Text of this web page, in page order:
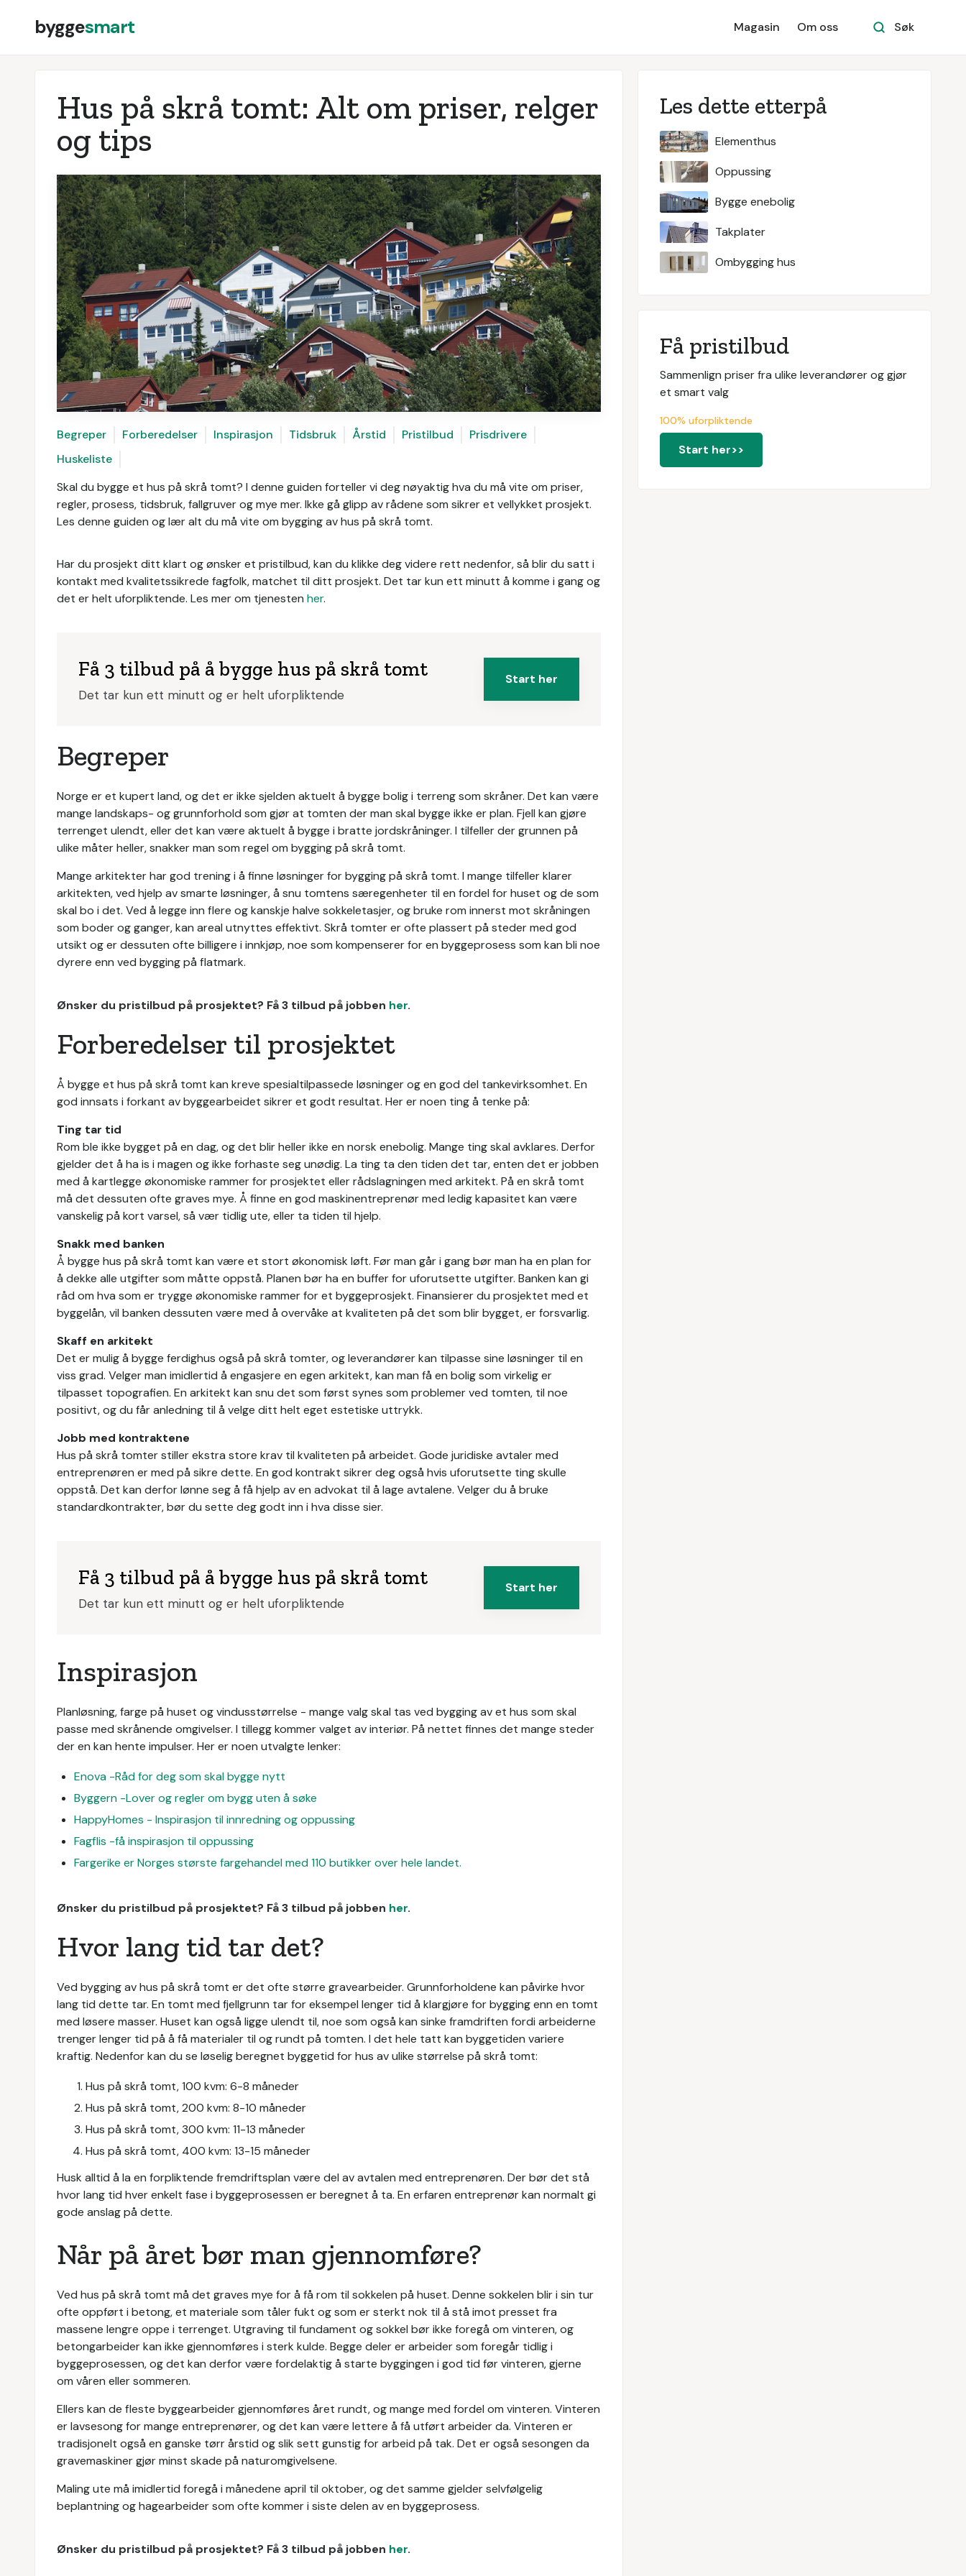
byggesmart Magasin Om oss Søk
Hus på skrå tomt: Alt om priser, relger
og tips
Begreper Forberedelser Inspirasjon Tidsbruk Årstid Pristilbud
Prisdrivere
Huskeliste
Skal du bygge et hus på skrå tomt? I denne guiden forteller vi deg nøyaktig hva du må vite om priser,
regler, prosess, tidsbruk, fallgruver og mye mer. Ikke gå glipp av rådene som sikrer et vellykket prosjekt.
Les denne guiden og lær alt du må vite om bygging av hus på skrå tomt.
Har du prosjekt ditt klart og ønsker et pristilbud, kan du klikke deg videre rett nedenfor, så blir du satt i
kontakt med kvalitetssikrede fagfolk, matchet til ditt prosjekt. Det tar kun ett minutt å komme i gang og
det er helt uforpliktende. Les mer om tjenesten her.
Få 3 tilbud på å bygge hus på skrå tomt
Det tar kun ett minutt og er helt uforpliktende
Start her
Begreper
Norge er et kupert land, og det er ikke sjelden aktuelt å bygge bolig i terreng som skråner. Det kan være
mange landskaps- og grunnforhold som gjør at tomten der man skal bygge ikke er plan. Fjell kan gjøre
terrenget ulendt, eller det kan være aktuelt å bygge i bratte jordskråninger. I tilfeller der grunnen på
ulike måter heller, snakker man som regel om bygging på skrå tomt.
Mange arkitekter har god trening i å finne løsninger for bygging på skrå tomt. I mange tilfeller klarer
arkitekten, ved hjelp av smarte løsninger, å snu tomtens særegenheter til en fordel for huset og de som
skal bo i det. Ved å legge inn flere og kanskje halve sokkeletasjer, og bruke rom innerst mot skråningen
som boder og ganger, kan areal utnyttes effektivt. Skrå tomter er ofte plassert på steder med god
utsikt og er dessuten ofte billigere i innkjøp, noe som kompenserer for en byggeprosess som kan bli noe
dyrere enn ved bygging på flatmark.
Ønsker du pristilbud på prosjektet? Få 3 tilbud på jobben her.
Forberedelser til prosjektet
Å bygge et hus på skrå tomt kan kreve spesialtilpassede løsninger og en god del tankevirksomhet. En
god innsats i forkant av byggearbeidet sikrer et godt resultat. Her er noen ting å tenke på:
Ting tar tid
Rom ble ikke bygget på en dag, og det blir heller ikke en norsk enebolig. Mange ting skal avklares. Derfor
gjelder det å ha is i magen og ikke forhaste seg unødig. La ting ta den tiden det tar, enten det er jobben
med å kartlegge økonomiske rammer for prosjektet eller rådslagningen med arkitekt. På en skrå tomt
må det dessuten ofte graves mye. Å finne en god maskinentreprenør med ledig kapasitet kan være
vanskelig på kort varsel, så vær tidlig ute, eller ta tiden til hjelp.
Snakk med banken
Å bygge hus på skrå tomt kan være et stort økonomisk løft. Før man går i gang bør man ha en plan for
å dekke alle utgifter som måtte oppstå. Planen bør ha en buffer for uforutsette utgifter. Banken kan gi
råd om hva som er trygge økonomiske rammer for et byggeprosjekt. Finansierer du prosjektet med et
byggelån, vil banken dessuten være med å overvåke at kvaliteten på det som blir bygget, er forsvarlig.
Skaff en arkitekt
Det er mulig å bygge ferdighus også på skrå tomter, og leverandører kan tilpasse sine løsninger til en
viss grad. Velger man imidlertid å engasjere en egen arkitekt, kan man få en bolig som virkelig er
tilpasset topografien. En arkitekt kan snu det som først synes som problemer ved tomten, til noe
positivt, og du får anledning til å velge ditt helt eget estetiske uttrykk.
Jobb med kontraktene
Hus på skrå tomter stiller ekstra store krav til kvaliteten på arbeidet. Gode juridiske avtaler med
entreprenøren er med på sikre dette. En god kontrakt sikrer deg også hvis uforutsette ting skulle
oppstå. Det kan derfor lønne seg å få hjelp av en advokat til å lage avtalene. Velger du å bruke
standardkontrakter, bør du sette deg godt inn i hva disse sier.
Få 3 tilbud på å bygge hus på skrå tomt
Det tar kun ett minutt og er helt uforpliktende
Start her
Inspirasjon
Planløsning, farge på huset og vindusstørrelse - mange valg skal tas ved bygging av et hus som skal
passe med skrånende omgivelser. I tillegg kommer valget av interiør. På nettet finnes det mange steder
der en kan hente impulser. Her er noen utvalgte lenker:
Enova -Råd for deg som skal bygge nytt
Byggern -Lover og regler om bygg uten å søke
HappyHomes - Inspirasjon til innredning og oppussing
Fagflis -få inspirasjon til oppussing
Fargerike er Norges største fargehandel med 110 butikker over hele landet.
Ønsker du pristilbud på prosjektet? Få 3 tilbud på jobben her.
Hvor lang tid tar det?
Ved bygging av hus på skrå tomt er det ofte større gravearbeider. Grunnforholdene kan påvirke hvor
lang tid dette tar. En tomt med fjellgrunn tar for eksempel lenger tid å klargjøre for bygging enn en tomt
med løsere masser. Huset kan også ligge ulendt til, noe som også kan sinke framdriften fordi arbeiderne
trenger lenger tid på å få materialer til og rundt på tomten. I det hele tatt kan byggetiden variere
kraftig. Nedenfor kan du se løselig beregnet byggetid for hus av ulike størrelse på skrå tomt:
Hus på skrå tomt, 100 kvm: 6-8 måneder
Hus på skrå tomt, 200 kvm: 8-10 måneder
Hus på skrå tomt, 300 kvm: 11-13 måneder
Hus på skrå tomt, 400 kvm: 13-15 måneder
Husk alltid å la en forpliktende fremdriftsplan være del av avtalen med entreprenøren. Der bør det stå
hvor lang tid hver enkelt fase i byggeprosessen er beregnet å ta. En erfaren entreprenør kan normalt gi
gode anslag på dette.
Når på året bør man gjennomføre?
Ved hus på skrå tomt må det graves mye for å få rom til sokkelen på huset. Denne sokkelen blir i sin tur
ofte oppført i betong, et materiale som tåler fukt og som er sterkt nok til å stå imot presset fra
massene lengre oppe i terrenget. Utgraving til fundament og sokkel bør ikke foregå om vinteren, og
betongarbeider kan ikke gjennomføres i sterk kulde. Begge deler er arbeider som foregår tidlig i
byggeprosessen, og det kan derfor være fordelaktig å starte byggingen i god tid før vinteren, gjerne
om våren eller sommeren.
Ellers kan de fleste byggearbeider gjennomføres året rundt, og mange med fordel om vinteren. Vinteren
er lavsesong for mange entreprenører, og det kan være lettere å få utført arbeider da. Vinteren er
tradisjonelt også en ganske tørr årstid og slik sett gunstig for arbeid på tak. Det er også sesongen da
gravemaskiner gjør minst skade på naturomgivelsene.
Maling ute må imidlertid foregå i månedene april til oktober, og det samme gjelder selvfølgelig
beplantning og hagearbeider som ofte kommer i siste delen av en byggeprosess.
Ønsker du pristilbud på prosjektet? Få 3 tilbud på jobben her.
Les dette etterpå
Elementhus
Oppussing
Bygge enebolig
Takplater
Ombygging hus
Få pristilbud
Sammenlign priser fra ulike leverandører og gjør
et smart valg
100% uforpliktende
Start her>>